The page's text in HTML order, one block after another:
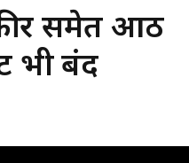
समेत आठ
भी बंद